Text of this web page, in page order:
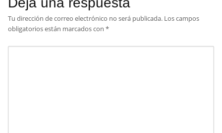
Tu dirección de correo electrónico no será publicada. Los campos
obligatorios están marcados con *